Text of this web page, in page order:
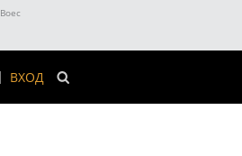
Boec
ВХОД